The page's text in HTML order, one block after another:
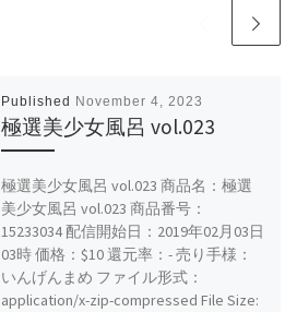
Published November 4, 2023
極選美少女風呂 vol.023
極選美少女風呂 vol.023 商品名：極選
美少女風呂 vol.023 商品番号：
15233034 配信開始日：2019年02月03日
03時 価格：$10 還元率：- 売り手様：
いんげんまめ ファイル形式：
application/x-zip-compressed File Size: